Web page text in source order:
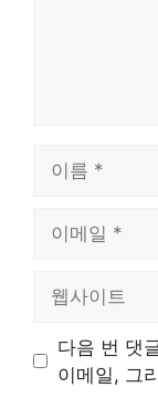
트
다음 번 댓
이메일, 그